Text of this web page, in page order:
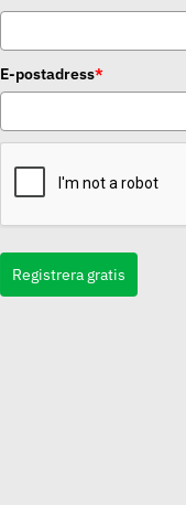
E-postadress*
Registrera gratis